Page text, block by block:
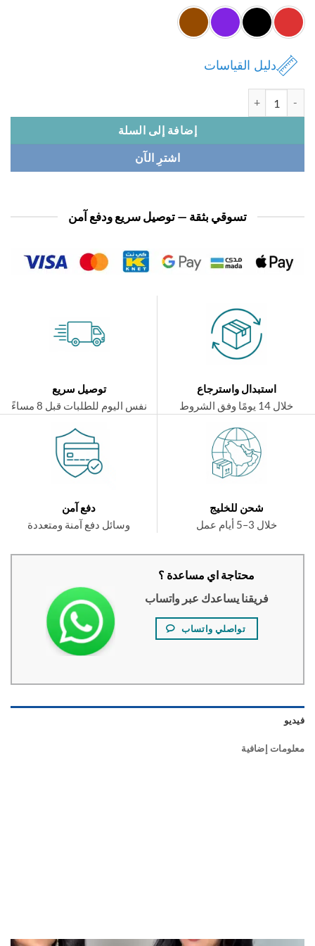
دليل القياسات
إضافة إلى السلة
اشترِ الآن
تسوقي بثقة — توصيل سريع ودفع آمن
استبدال واسترجاع
توصيل سريع
نفس اليوم للطلبات قبل 8 مساءً
شحن للخليج
دفع آمن
وسائل دفع آمنة ومتعددة
محتاجة اي مساعدة ؟
فريقنا يساعدك عبر واتساب
تواصلي واتساب
إضافية